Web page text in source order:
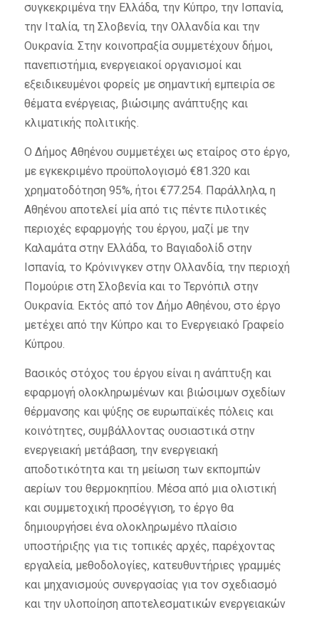
συγκεκριμένα την Ελλάδα, την Κύπρο, την Ισπανία,
την Ιταλία, τη Σλοβενία, την Ολλανδία και την
Ουκρανία. Στην κοινοπραξία συμμετέχουν δήμοι,
πανεπιστήμια, ενεργειακοί οργανισμοί και
εξειδικευμένοι φορείς με σημαντική εμπειρία σε
θέματα ενέργειας, βιώσιμης ανάπτυξης και
κλιματικής πολιτικής.
Ο Δήμος Αθηένου συμμετέχει ως εταίρος στο έργο,
με εγκεκριμένο προϋπολογισμό €81.320 και
χρηματοδότηση 95%, ήτοι €77.254. Παράλληλα, η
Αθηένου αποτελεί μία από τις πέντε πιλοτικές
περιοχές εφαρμογής του έργου, μαζί με την
Καλαμάτα στην Ελλάδα, το Βαγιαδολίδ στην
Ισπανία, το Κρόνινγκεν στην Ολλανδία, την περιοχή
Πομούριε στη Σλοβενία και το Τερνόπιλ στην
Ουκρανία. Εκτός από τον Δήμο Αθηένου, στο έργο
μετέχει από την Κύπρο και το Ενεργειακό Γραφείο
Κύπρου.
Βασικός στόχος του έργου είναι η ανάπτυξη και
εφαρμογή ολοκληρωμένων και βιώσιμων σχεδίων
θέρμανσης και ψύξης σε ευρωπαϊκές πόλεις και
κοινότητες, συμβάλλοντας ουσιαστικά στην
ενεργειακή μετάβαση, την ενεργειακή
αποδοτικότητα και τη μείωση των εκπομπών
αερίων του θερμοκηπίου. Μέσα από μια ολιστική
και συμμετοχική προσέγγιση, το έργο θα
δημιουργήσει ένα ολοκληρωμένο πλαίσιο
υποστήριξης για τις τοπικές αρχές, παρέχοντας
εργαλεία, μεθοδολογίες, κατευθυντήριες γραμμές
και μηχανισμούς συνεργασίας για τον σχεδιασμό
και την υλοποίηση αποτελεσματικών ενεργειακών